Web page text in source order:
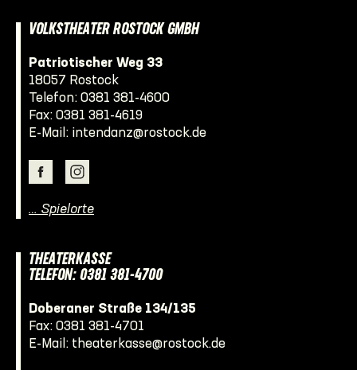
VOLKSTHEATER ROSTOCK GMBH
Patriotischer Weg 33
18057 Rostock
Telefon: 0381 381-4600
Fax: 0381 381-4619
E-Mail: intendanz@rostock.de
… Spielorte
THEATERKASSE
TELEFON: 0381 381-4700
Doberaner Straße 134/135
Fax: 0381 381-4701
E-Mail: theaterkasse@rostock.de